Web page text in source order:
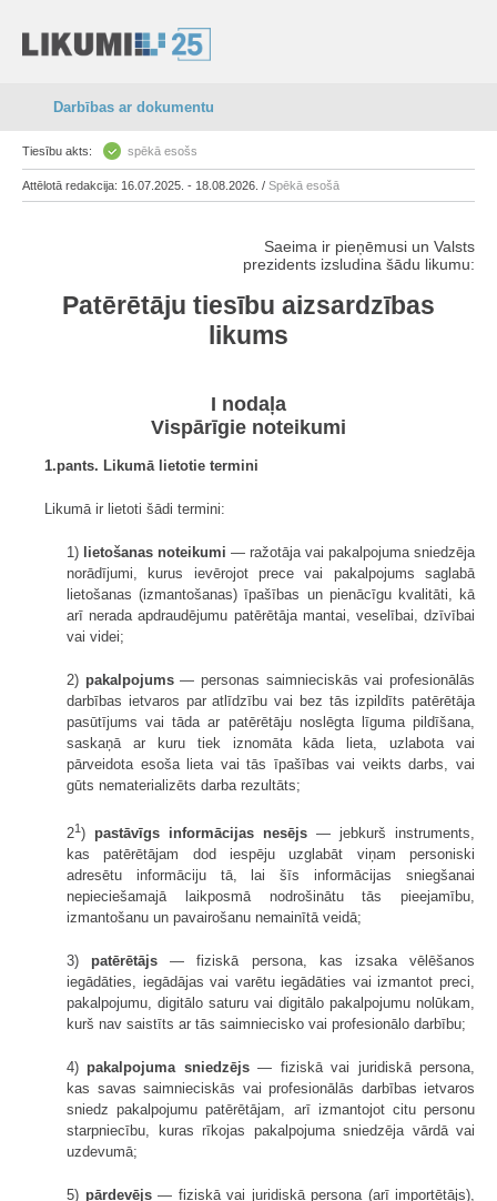
Darbības ar dokumentu
Tiesību akts: spēkā esošs
Attēlotā redakcija: 16.07.2025. - 18.08.2026. / Spēkā esošā
Saeima ir pieņēmusi un Valsts
prezidents izsludina šādu likumu:
Patērētāju tiesību aizsardzības
likums
I nodaļa
Vispārīgie noteikumi
1.pants. Likumā lietotie termini
Likumā ir lietoti šādi termini:
1) lietošanas noteikumi — ražotāja vai pakalpojuma sniedzēja
norādījumi, kurus ievērojot prece vai pakalpojums saglabā
lietošanas (izmantošanas) īpašības un pienācīgu kvalitāti, kā
arī nerada apdraudējumu patērētāja mantai, veselībai, dzīvībai
vai videi;
2) pakalpojums— personas saimnieciskās vai profesionālās
darbības ietvaros par atlīdzību vai bez tās izpildīts patērētāja
pasūtījums vai tāda ar patērētāju noslēgta līguma pildīšana,
saskaņā ar kuru tiek iznomāta kāda lieta, uzlabota vai
pārveidota esoša lieta vai tās īpašības vai veikts darbs, vai
gūts nematerializēts darba rezultāts;
21) pastāvīgs informācijas nesējs — jebkurš instruments,
kas patērētājam dod iespēju uzglabāt viņam personiski
adresētu informāciju tā, lai šīs informācijas sniegšanai
nepieciešamajā laikposmā nodrošinātu tās pieejamību,
izmantošanu un pavairošanu nemainītā veidā;
3) patērētājs — fiziskā persona, kas izsaka vēlēšanos
iegādāties, iegādājas vai varētu iegādāties vai izmantot preci,
pakalpojumu, digitālo saturu vai digitālo pakalpojumu nolūkam,
kurš nav saistīts ar tās saimniecisko vai profesionālo darbību;
4) pakalpojuma sniedzējs— fiziskā vai juridiskā persona,
kas savas saimnieciskās vai profesionālās darbības ietvaros
sniedz pakalpojumu patērētājam, arī izmantojot citu personu
starpniecību, kuras rīkojas pakalpojuma sniedzēja vārdā vai
uzdevumā;
5) pārdevējs— fiziskā vai juridiskā persona (arī importētājs),